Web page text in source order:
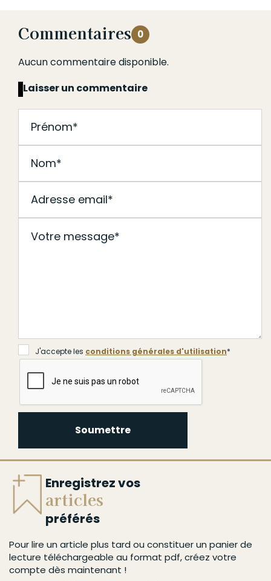
Commentaires 0
Aucun commentaire disponible.
Laisser un commentaire
J'accepte les conditions générales d'utilisation*
Soumettre
Enregistrez vos
articles
préférés
Pour lire un article plus tard ou constituer un panier de
lecture téléchargeable au format pdf, créez votre
compte dès maintenant !